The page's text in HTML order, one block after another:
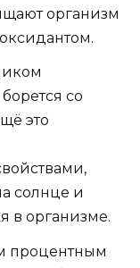
организм
со
это
солнце и
в организме.
процентным